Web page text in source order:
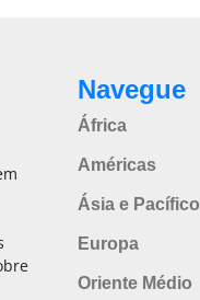
Navegue
África
Américas
Ásia e Pacífico
Europa
Oriente Médio